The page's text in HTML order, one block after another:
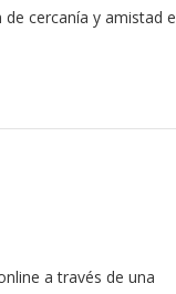
cercanía y amistad
a través de una